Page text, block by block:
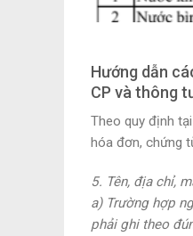
Hướng dẫn
CP và thông
Theo quy định
hóa đơn, chứng
5. Tên, địa chỉ,
a) Trường hợp
phải ghi theo